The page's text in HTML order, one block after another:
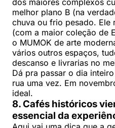
dos maiores complexos
melhor plano B (na
chuva ou frio pesado. Ele
(com a maior coleção de
o MUMOK de arte
vários outros espaços,
descanso e livrarias no
Dá pra passar o dia
rua uma vez. Em
ideal.
8. Cafés históricos
essencial da